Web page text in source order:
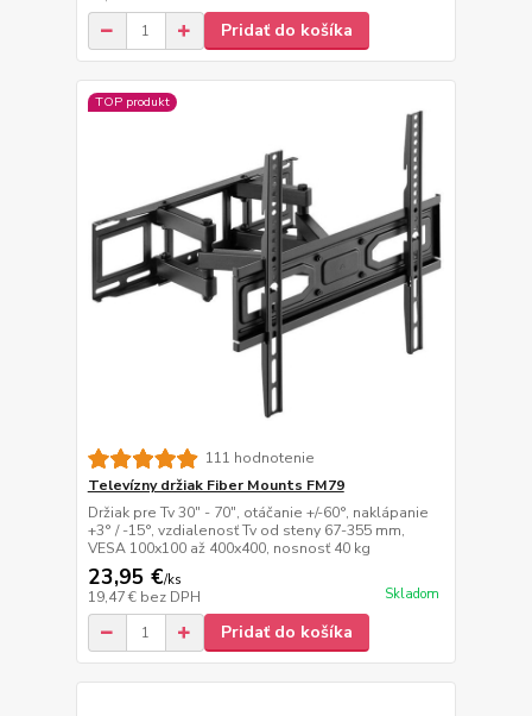
Pridať do košíka
TOP produkt
111 hodnotenie
Televízny držiak Fiber Mounts FM79
Držiak pre Tv 30" - 70", otáčanie +/-60°, naklápanie
+3° / -15°, vzdialenosť Tv od steny 67-355 mm,
VESA 100x100 až 400x400, nosnosť 40 kg
23,95 €/ks
19,47 € bez DPH Skladom
Pridať do košíka